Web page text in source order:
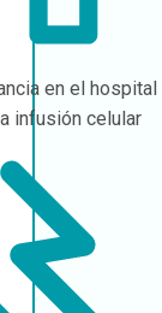
en el hospital
infusión celular